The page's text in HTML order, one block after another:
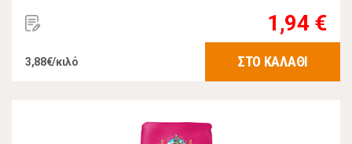
1,94 €
3,88€/κιλό ΣΤΟ ΚΑΛΑΘΙ